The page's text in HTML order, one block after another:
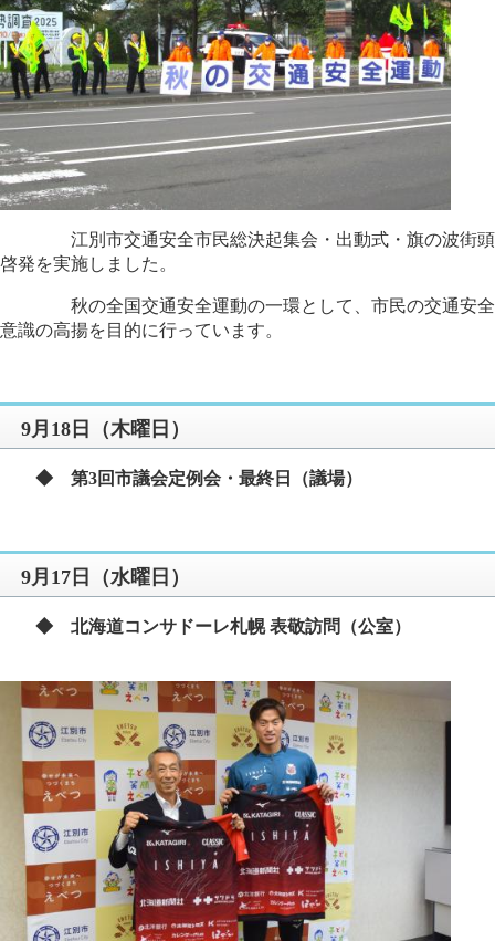
江別市交通安全市民総決起集会・出動式・旗の波街頭
啓発を実施しました。
秋の全国交通安全運動の一環として、市民の交通安全
意識の高揚を目的に行っています。
9月18日（木曜日）
◆ 第3回市議会定例会・最終日（議場）
9月17日（水曜日）
◆ 北海道コンサドーレ札幌 表敬訪問（公室）